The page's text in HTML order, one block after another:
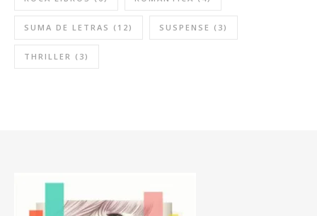
SUMA DE LETRAS (12) SUSPENSE (3)
THRILLER (3)